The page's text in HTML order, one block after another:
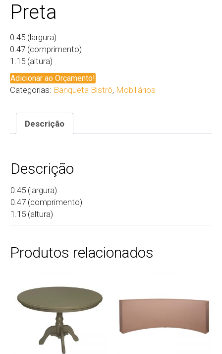
Preta
0.45 (largura)
0.47 (comprimento)
1.15 (altura)
Adicionar ao Orçamento!
Categorias: Banqueta Bistrô, Mobiliários
Descrição
Descrição
0.45 (largura)
0.47 (comprimento)
1.15 (altura)
Produtos relacionados